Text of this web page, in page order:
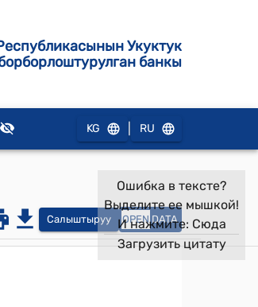
Укуктук
банкы
KG RU
Салыштыруу OPEN DATA
Ошибка в тексте?
Выделите ее мышкой!
И нажмите: Сюда
Загрузить цитату